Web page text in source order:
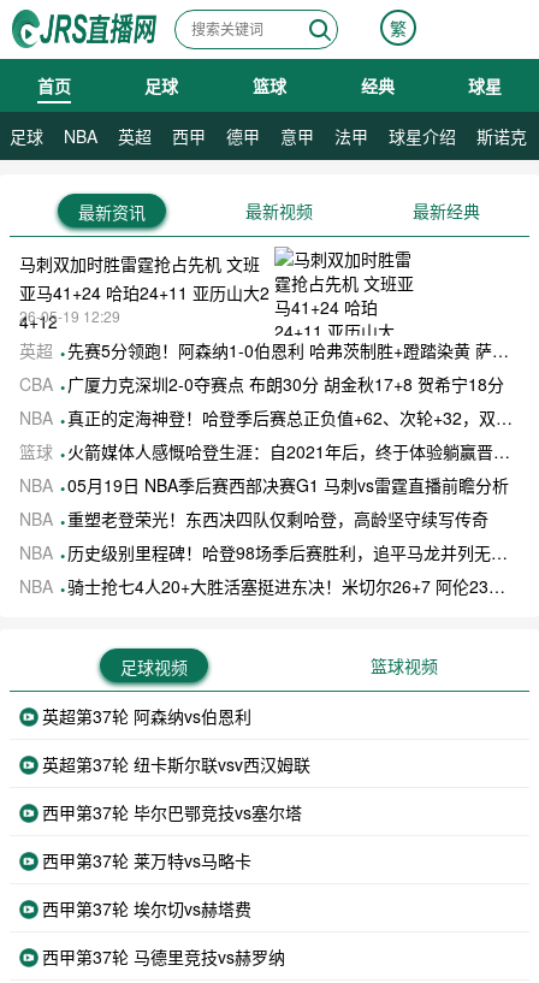
繁
首页 足球 篮球 经典 球星
足球 NBA 英超 西甲 德甲 意甲 法甲 球星介绍 斯诺克
最新资讯 最新视频 最新经典
马刺双加时胜雷霆抢占先机 文班
亚马41+24 哈珀24+11 亚历山大2
4+12
26-05-19 12:29
英超
先赛5分领跑！阿森纳1-0伯恩利 哈弗茨制胜+蹬踏染黄 萨卡献助攻
CBA
广厦力克深圳2-0夺赛点 布朗30分 胡金秋17+8 贺希宁18分
NBA 真正的定海神登！哈登季后赛总正负值+62、次轮+32，双数据领跑骑士全队
篮球
火箭媒体人感慨哈登生涯：自2021年后，终于体验躺赢晋级滋味
NBA 05月19日 NBA季后赛西部决赛G1 马刺vs雷霆直播前瞻分析
NBA 重塑老登荣光！东西决四队仅剩哈登，高龄坚守续写传奇
NBA
历史级别里程碑！哈登98场季后赛胜利，追平马龙并列无冠球员历史第一
NBA 骑士抢七4人20+大胜活塞挺进东决！米切尔26+7 阿伦23分 梅里尔23分 詹金斯17分
足球视频 篮球视频
英超第37轮 阿森纳vs伯恩利
英超第37轮 纽卡斯尔联vsv西汉姆联
西甲第37轮 毕尔巴鄂竞技vs塞尔塔
西甲第37轮 莱万特vs马略卡
西甲第37轮 埃尔切vs赫塔费
西甲第37轮 马德里竞技vs赫罗纳
08月07日 星期五
08月08日 星期六